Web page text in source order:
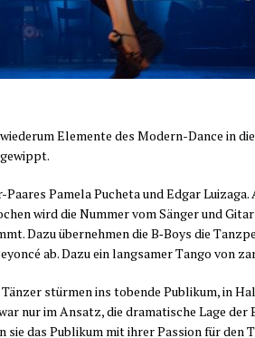
Ele­men­te des Modern-Dance in
Pame­la Pucheta und Edgar
wird die Num­mer vom Sän­ger und
Dazu über­neh­men die B‑Boys die
ab. Dazu ein lang­sa­mer Tan­go von
stür­men ins toben­de Publi­kum, in
nur im Ansatz, die dra­ma­ti­sche Lage
das Publi­kum mit ihrer Pas­si­on für den